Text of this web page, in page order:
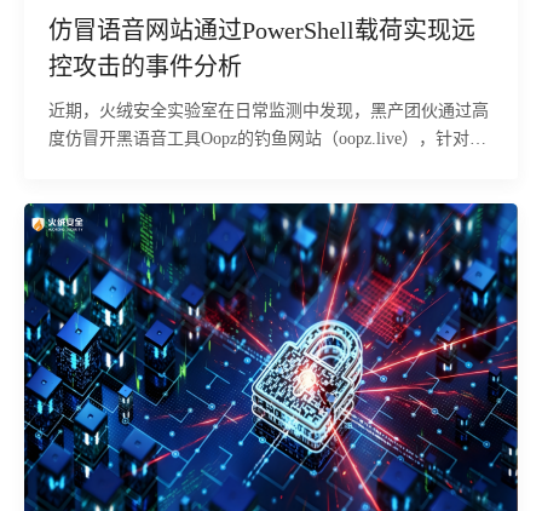
仿冒语音网站通过PowerShell载荷实现远
控攻击的事件分析
近期，火绒安全实验室在日常监测中发现，黑产团伙通过高
度仿冒开黑语音工具Oopz的钓鱼网站（oopz.live），针对国
极强，对经常下载语音、加速器、辅助工具的玩家群体威胁
较大。攻击者诱导用户在本机执行恶意指令，从远端下载恶
意MSI安装包并以静默方式安装至用户目录，全程无安装窗
口或报错提示，受害者难以察觉。木马植入后，释放多个组
件，通过多阶段加载、隐藏执行，并借助带数字签名的合法
程序作为掩护，最终在内存中启动远控木马，可被远程操
控，并存在窃取浏览器登录态、游戏账号及加密货币钱包等
敏感数据的风险。目前，火绒安全产品已经实现对该行为的
拦截与查杀。